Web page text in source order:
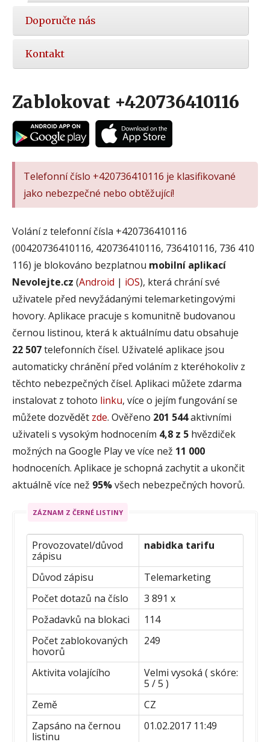
Doporučte nás
Kontakt
Zablokovat +420736410116
Telefonní číslo +420736410116 je klasifikované
jako nebezpečné nebo obtěžující!
Volání z telefonní čísla +420736410116
(00420736410116, 420736410116, 736410116, 736 410
116) je blokováno bezplatnou mobilní aplikací
Nevolejte.cz (Android | iOS), která chrání své
uživatele před nevyžádanými telemarketingovými
hovory. Aplikace pracuje s komunitně budovanou
černou listinou, která k aktuálnímu datu obsahuje
22 507telefonních čísel. Uživatelé aplikace jsou
automaticky chránění před voláním z kteréhokoliv z
těchto nebezpečných čísel. Aplikaci můžete zdarma
instalovat z tohoto linku, více o jejím fungování se
můžete dozvědět zde. Ověřeno 201 544aktivními
uživateli s vysokým hodnocením 4,8 z 5 hvězdiček
možných na Google Play ve více než 11 000
hodnoceních. Aplikace je schopná zachytit a ukončit
aktuálně více než 95%všech nebezpečných hovorů.
ZÁZNAM Z ČERNÉ LISTINY
Provozovatel/důvod
zápisu
nabidka tarifu
Důvod zápisu
Telemarketing
Počet dotazů na číslo
3 891 x
Požadavků na blokaci
114
Počet zablokovaných
hovorů
249
Aktivita volajícího
Velmi vysoká ( skóre:
5 / 5 )
Země
CZ
Zapsáno na černou
listinu
01.02.2017 11:49